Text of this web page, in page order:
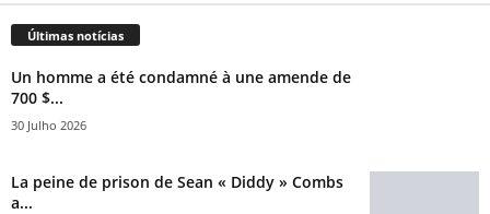
Últimas notícias
Un homme a été condamné à une amende de
700 $...
30 Julho 2026
La peine de prison de Sean « Diddy » Combs
a...